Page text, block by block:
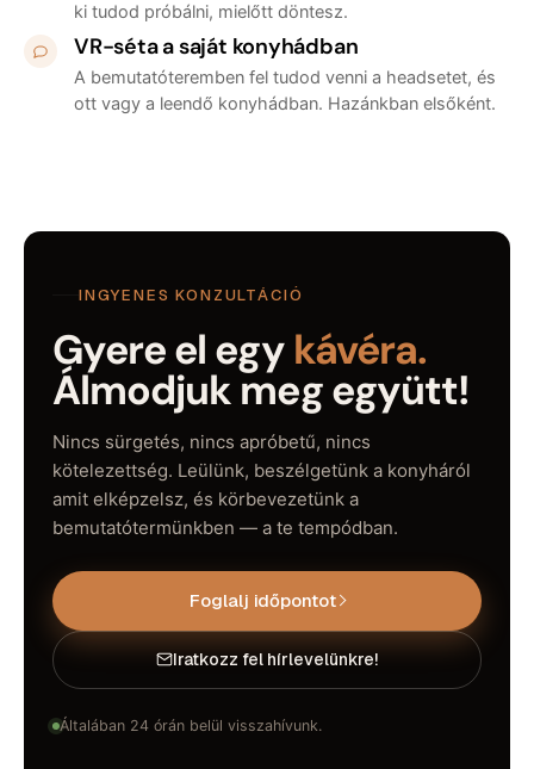
ki tudod próbálni, mielőtt döntesz.
VR-séta a saját konyhádban
A bemutatóteremben fel tudod venni a headsetet, és
ott vagy a leendő konyhádban. Hazánkban elsőként.
INGYENES KONZULTÁCIÓ
Gyere el egy kávéra.
Álmodjuk meg együtt!
Nincs sürgetés, nincs apróbetű, nincs
kötelezettség. Leülünk, beszélgetünk a konyháról
amit elképzelsz, és körbevezetünk a
bemutatótermünkben — a te tempódban.
Foglalj időpontot
Iratkozz fel hírlevelünkre!
Általában 24 órán belül visszahívunk.